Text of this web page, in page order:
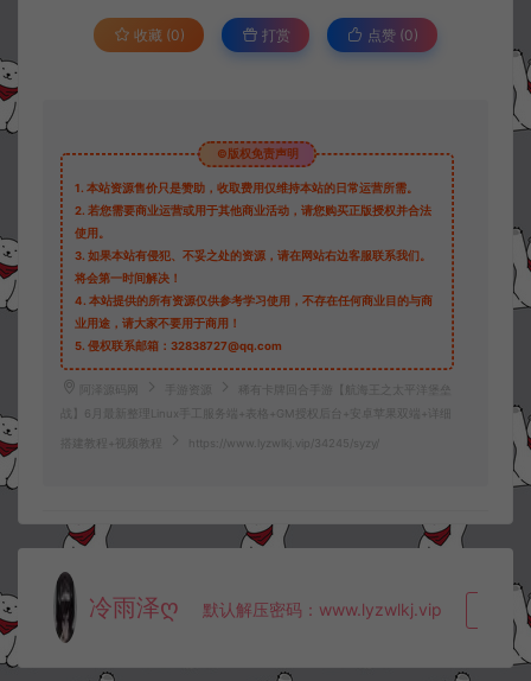
收藏 (0) 打赏 点赞 (0)
©版权免责声明
1. 本站资源售价只是赞助，收取费用仅维持本站的日常运营所需。
2. 若您需要商业运营或用于其他商业活动，请您购买正版授权并合法
使用。
3. 如果本站有侵犯、不妥之处的资源，请在网站右边客服联系我们。
将会第一时间解决！
4. 本站提供的所有资源仅供参考学习使用，不存在任何商业目的与商
业用途，请大家不要用于商用！
5. 侵权联系邮箱：32838727@qq.com
阿泽源码网 手游资源
稀有卡牌回合手游【航海王之太平洋堡垒
战】6月最新整理Linux手工服务端+表格+GM授权后台+安卓苹果双端+详细
搭建教程+视频教程 https://www.lyzwlkj.vip/34245/syzy/
冷雨泽ღ 默认解压密码：www.lyzwlkj.vip 复